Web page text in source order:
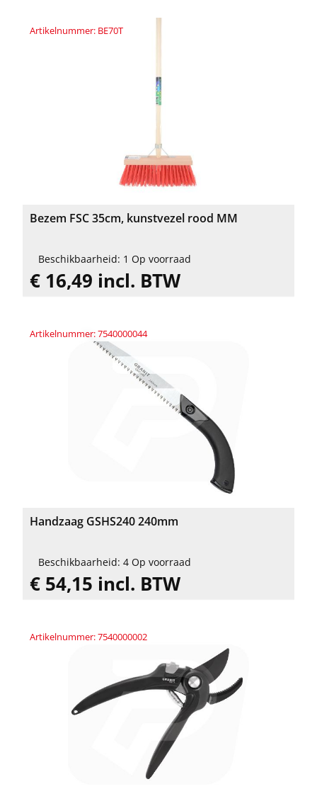
Artikelnummer: BE70T
Bezem FSC 35cm, kunstvezel rood MM
Beschikbaarheid: 1 Op voorraad
€ 16,49 incl. BTW
Artikelnummer: 7540000044
Handzaag GSHS240 240mm
Beschikbaarheid: 4 Op voorraad
€ 54,15 incl. BTW
Artikelnummer: 7540000002